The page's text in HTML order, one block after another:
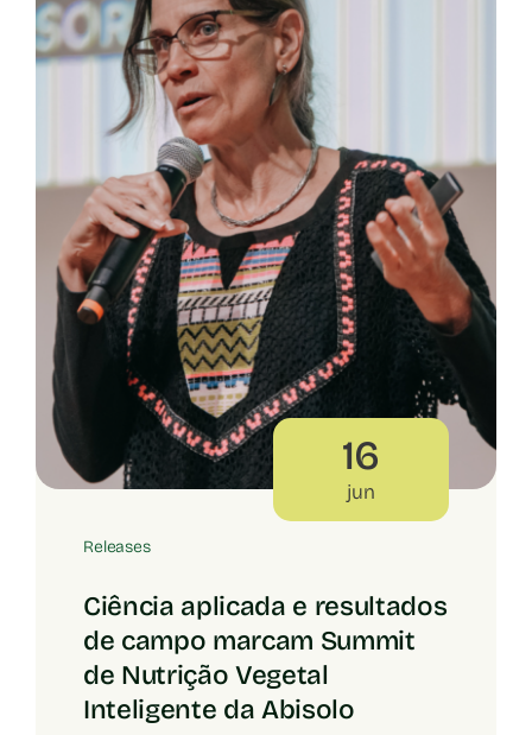
16
jun
Releases
Ciência aplicada e resultados
de campo marcam Summit
de Nutrição Vegetal
Inteligente da Abisolo